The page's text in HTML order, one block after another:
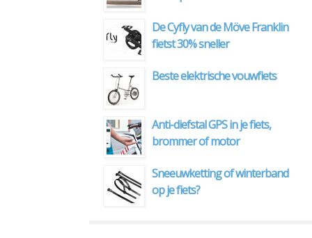
De Cyfly van de Möve Franklin
fietst 30% sneller
Beste elektrische vouwfiets
Anti-diefstal GPS in je fiets,
brommer of motor
Sneeuwketting of winterband
op je fiets?